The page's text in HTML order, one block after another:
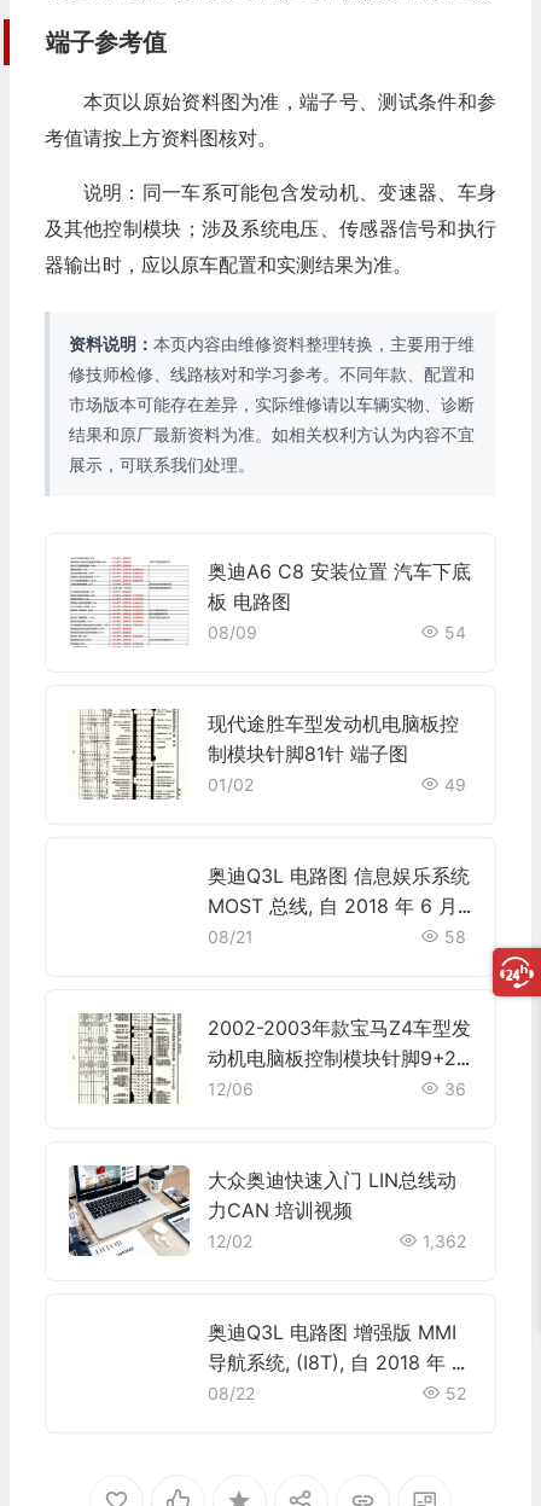
端子参考值
本页以原始资料图为准，端子号、测试条件和参
考值请按上方资料图核对。
说明：同一车系可能包含发动机、变速器、车身
及其他控制模块；涉及系统电压、传感器信号和执行
器输出时，应以原车配置和实测结果为准。
资料说明： 本页内容由维修资料整理转换，主要用于维
修技师检修、线路核对和学习参考。不同年款、配置和
市场版本可能存在差异，实际维修请以车辆实物、诊断
结果和原厂最新资料为准。如相关权利方认为内容不宜
展示，可联系我们处理。
奥迪A6 C8 安装位置 汽车下底
板 电路图
08/09 54
现代途胜车型发动机电脑板控
制模块针脚81针 端子图
01/02 49
奥迪Q3L 电路图 信息娱乐系统
MOST 总线, 自 2018 年 6 月
起 电路图
08/21 58
2002-2003年款宝马Z4车型发
动机电脑板控制模块针脚9+24
+52+40+9针 端子图
12/06 36
大众奥迪快速入门 LIN总线动
力CAN 培训视频
12/02 1,362
奥迪Q3L 电路图 增强版 MMI
导航系统, (I8T), 自 2018 年 6
月起 电路图
08/22 52